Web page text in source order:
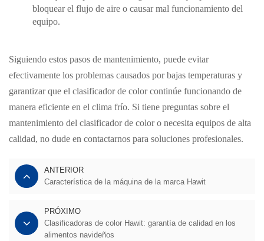
bloquear el flujo de aire o causar mal funcionamiento del
equipo.
Siguiendo estos pasos de mantenimiento, puede evitar
efectivamente los problemas causados por bajas temperaturas y
garantizar que el clasificador de color continúe funcionando de
manera eficiente en el clima frío. Si tiene preguntas sobre el
mantenimiento del clasificador de color o necesita equipos de alta
calidad, no dude en contactarnos para soluciones profesionales.
ANTERIOR
Característica de la máquina de la marca Hawit
PRÓXIMO
Clasificadoras de color Hawit: garantía de calidad en los
alimentos navideños